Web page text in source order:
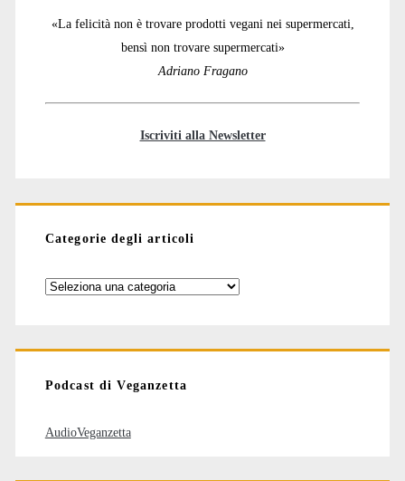
«La felicità non è trovare prodotti vegani nei supermercati,
bensì non trovare supermercati»
Adriano Fragano
Iscriviti alla Newsletter
Categorie degli articoli
Categorie
Podcast di Veganzetta
AudioVeganzetta